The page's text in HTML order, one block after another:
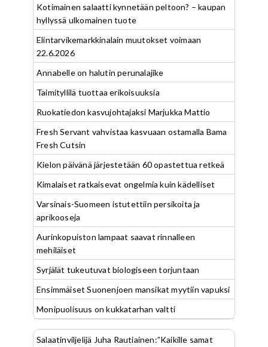
Kotimainen salaatti kynnetään peltoon? – kaupan
hyllyssä ulkomainen tuote
Elintarvikemarkkinalain muutokset voimaan
22.6.2026
Annabelle on halutin perunalajike
Taimityllilä tuottaa erikoisuuksia
Ruokatiedon kasvujohtajaksi Marjukka Mattio
Fresh Servant vahvistaa kasvuaan ostamalla Bama
Fresh Cutsin
Kielon päivänä järjestetään 60 opastettua retkeä
Kimalaiset ratkaisevat ongelmia kuin kädelliset
Varsinais-Suomeen istutettiin persikoita ja
aprikooseja
Aurinkopuiston lampaat saavat rinnalleen
mehiläiset
Syrjälät tukeutuvat biologiseen torjuntaan
Ensimmäiset Suonenjoen mansikat myytiin vapuksi
Monipuolisuus on kukkatarhan valtti
Salaatinviljelijä Juha Rautiainen:”Kaikille samat